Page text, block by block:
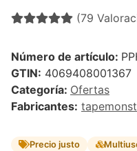
(79
Número de artículo:
GTIN: 4069408001367
Categoría: Ofertas
Fabricantes:
Precio justo